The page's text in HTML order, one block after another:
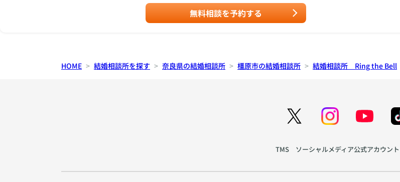
無料相談を予約する
HOME 結婚相談所を探す 奈良県の結婚相談所 橿原市の結婚相談所 結婚相談所 Ring the Bell
TMS ソーシャルメディア公式アカウント